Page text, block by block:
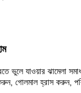
ভুলে যাওয়ার ঝামেলা
গোলমাল হ্রাস করুন,